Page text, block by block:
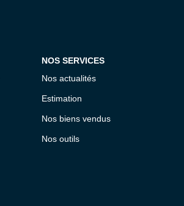
NOS SERVICES
Nos actualités
Estimation
Nos biens vendus
Nos outils